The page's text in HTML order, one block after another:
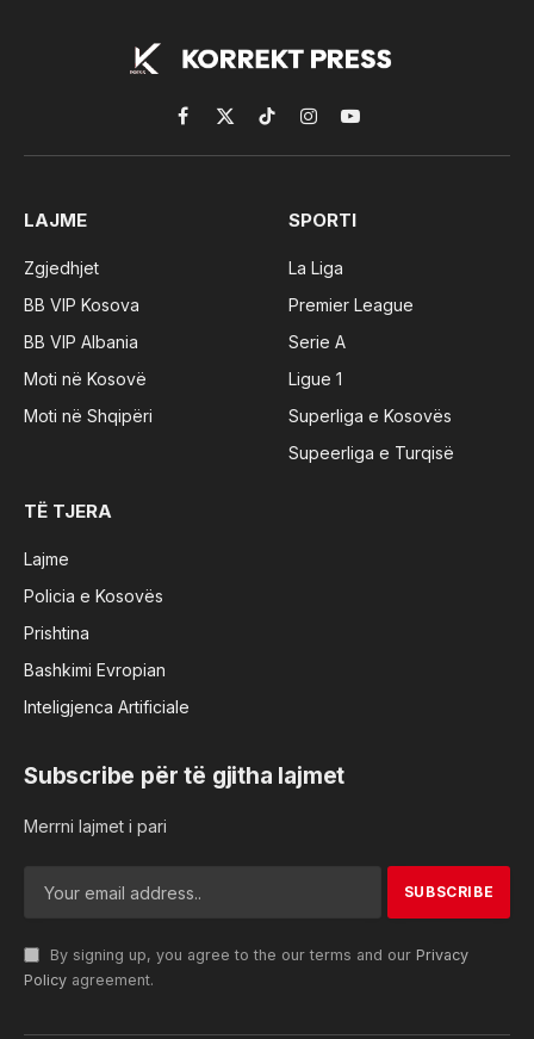
Facebook
X
(Twitter)
TikTokInstagramYouTube
LAJME
Zgjedhjet
BB VIP Kosova
BB VIP Albania
Moti në Kosovë
Moti në Shqipëri
SPORTI
La Liga
Premier League
Serie A
Ligue 1
Superliga e Kosovës
Supeerliga e Turqisë
TË TJERA
Lajme
Policia e Kosovës
Prishtina
Bashkimi Evropian
Inteligjenca Artificiale
Subscribe për të gjitha lajmet
Merrni lajmet i pari
By signing up, you agree to the our terms and our Privacy
Policy agreement.